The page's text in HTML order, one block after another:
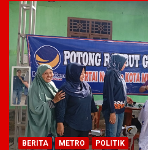
BERITA METRO POLITIK